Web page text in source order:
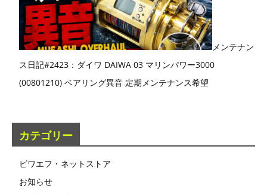
メンテナン
ス日記#2423：ダイワ DAIWA 03 マリンパワー3000
(00801210) ベアリング異音 定期メンテナンス希望
カテゴリー
ビワエフ・ネットストア
お知らせ